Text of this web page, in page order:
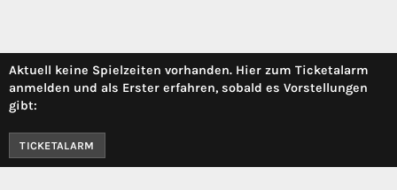
Aktuell keine Spielzeiten vorhanden. Hier zum Ticketalarm
anmelden und als Erster erfahren, sobald es Vorstellungen
gibt:
TICKETALARM